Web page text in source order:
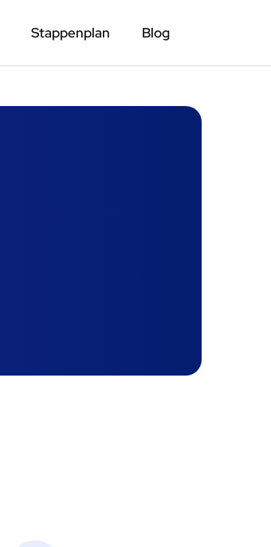
Stappenplan Blog